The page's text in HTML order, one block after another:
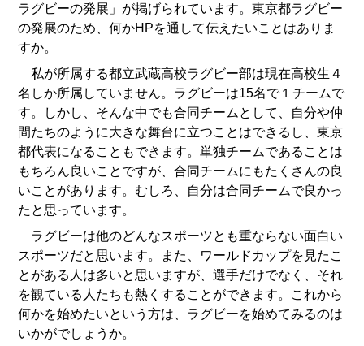
ラグビーの発展」が掲げられています。東京都ラグビー
の発展のため、何かHPを通して伝えたいことはありま
すか。
私が所属する都立武蔵高校ラグビー部は現在高校生４
名しか所属していません。ラグビーは15名で１チームで
す。しかし、そんな中でも合同チームとして、自分や仲
間たちのように大きな舞台に立つことはできるし、東京
都代表になることもできます。単独チームであることは
もちろん良いことですが、合同チームにもたくさんの良
いことがあります。むしろ、自分は合同チームで良かっ
たと思っています。
ラグビーは他のどんなスポーツとも重ならない面白い
スポーツだと思います。また、ワールドカップを見たこ
とがある人は多いと思いますが、選手だけでなく、それ
を観ている人たちも熱くすることができます。これから
何かを始めたいという方は、ラグビーを始めてみるのは
いかがでしょうか。